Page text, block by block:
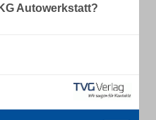
Autowerkstatt?